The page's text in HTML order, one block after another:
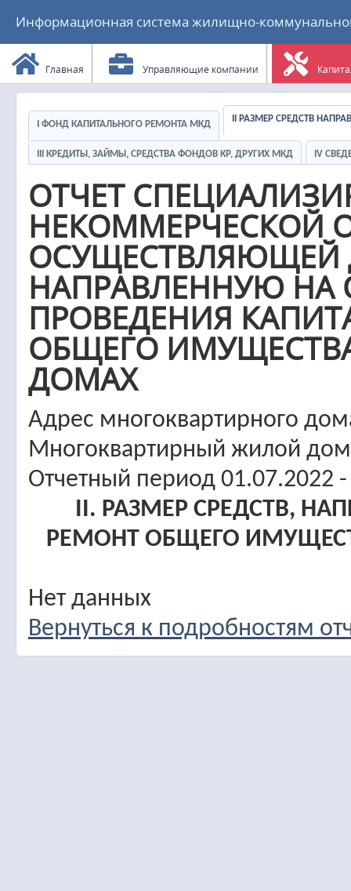
Информационная система жилищно-
Главная Управляющие компании
I ФОНД КАПИТАЛЬНОГО РЕМОНТА МКД
II РАЗМЕР СРЕДСТВ
III КРЕДИТЫ, ЗАЙМЫ, СРЕДСТВА ФОНДОВ КР, ДРУГИХ МКД IV
ОТЧЕТ
НЕКОММЕРЧЕСКОЙ
ОСУЩЕСТВЛЯЮЩЕЙ
НАПРАВЛЕННУЮ НА
ПРОВЕДЕНИЯ
ОБЩЕГО
ДОМАХ
Адрес многоквартирного
Многоквартирный жилой дом
Отчетный период 01.07.2022
II. РАЗМЕР СРЕДСТВ,
РЕМОНТ ОБЩЕГО
Нет данных
Вернуться к подробностям